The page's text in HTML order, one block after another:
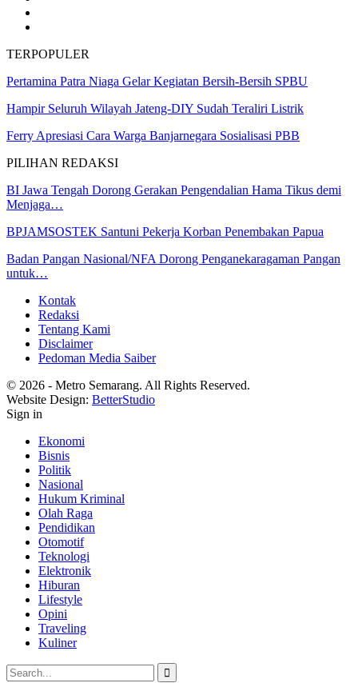
TERPOPULER
Pertamina Patra Niaga Gelar Kegiatan Bersih-Bersih SPBU
Hampir Seluruh Wilayah Jateng-DIY Sudah Teraliri Listrik
Ferry Apresiasi Cara Warga Banjarnegara Sosialisasi PBB
PILIHAN REDAKSI
BI Jawa Tengah Dorong Gerakan Pengendalian Hama Tikus demi
Menjaga…
BPJAMSOSTEK Santuni Pekerja Korban Penembakan Papua
Badan Pangan Nasional/NFA Dorong Penganekaragaman Pangan
untuk…
Kontak
Redaksi
Tentang Kami
Disclaimer
Pedoman Media Saiber
© 2026 - Metro Semarang. All Rights Reserved.
Website Design: BetterStudio
Sign in
Ekonomi
Bisnis
Politik
Nasional
Hukum Kriminal
Olah Raga
Pendidikan
Otomotif
Teknologi
Elektronik
Hiburan
Lifestyle
Opini
Traveling
Kuliner